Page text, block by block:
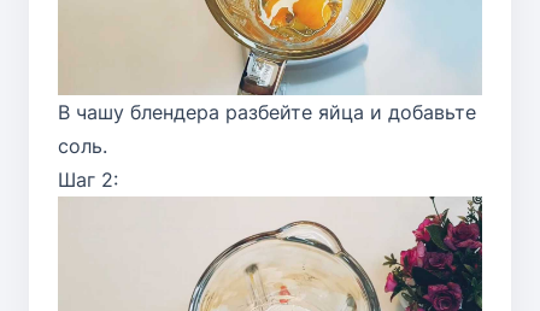
В чашу блендера разбейте яйца и добавьте
соль.
Шаг 2: